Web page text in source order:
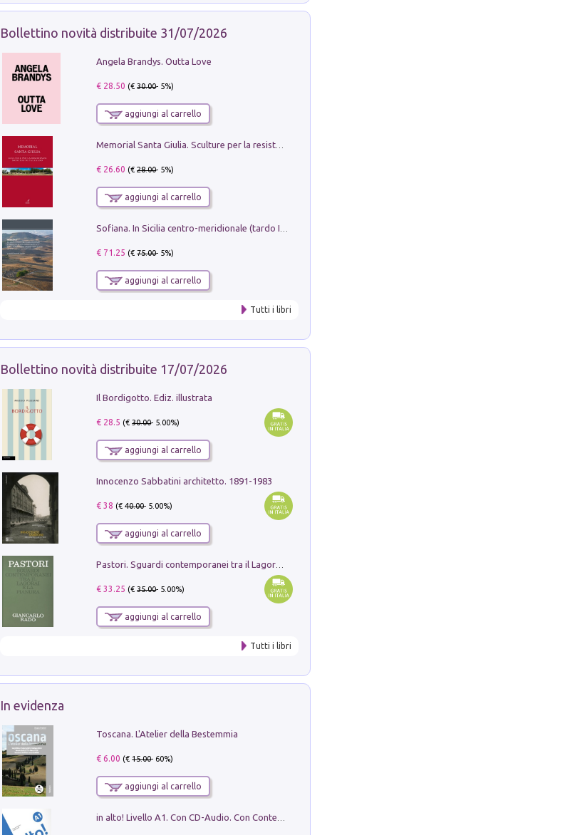
Bollettino novità distribuite 31/07/2026
Angela Brandys. Outta Love
€ 28.50 (€30.00- 5%)
aggiungi al carrello
€ 26.60 (€28.00- 5%)
aggiungi al carrello
€ 71.25 (€75.00- 5%)
aggiungi al carrello
Tutti i libri
Bollettino novità distribuite 17/07/2026
Il Bordigotto. Ediz. illustrata
€ 28.5 (€30.00- 5.00%)
aggiungi al carrello
Innocenzo Sabbatini architetto. 1891-1983
€ 38 (€40.00- 5.00%)
aggiungi al carrello
€ 33.25 (€35.00- 5.00%)
aggiungi al carrello
Tutti i libri
In evidenza
Toscana. L'Atelier della Bestemmia
€ 6.00 (€15.00- 60%)
aggiungi al carrello